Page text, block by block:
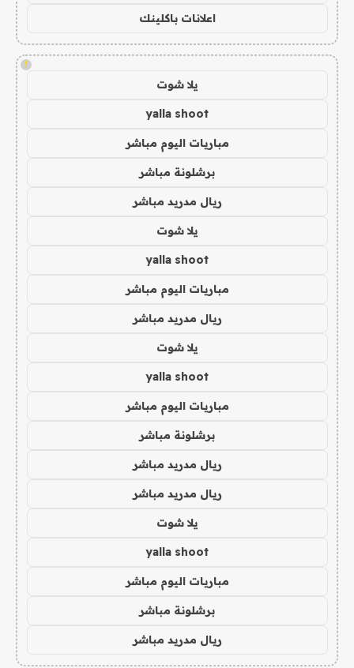
اعلانات باكلينك
!
يلا شوت
yalla shoot
مباريات اليوم مباشر
برشلونة مباشر
ريال مدريد مباشر
يلا شوت
yalla shoot
مباريات اليوم مباشر
ريال مدريد مباشر
يلا شوت
yalla shoot
مباريات اليوم مباشر
برشلونة مباشر
ريال مدريد مباشر
ريال مدريد مباشر
يلا شوت
yalla shoot
مباريات اليوم مباشر
برشلونة مباشر
ريال مدريد مباشر